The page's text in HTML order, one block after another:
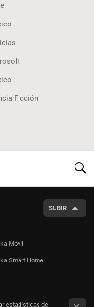
Ficción
SUBIR
Móvil
Smart Home
estadísticas de